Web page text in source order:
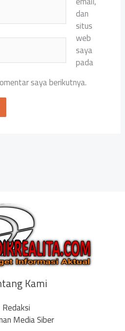
dan
situs
web
saya
pada
saya berikutnya.
Kami
Redaksi
Media Siber